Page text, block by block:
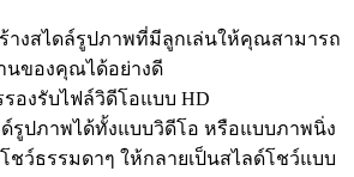
างสไดล์รูปภาพที่มีลูกเล่นให้คุณสามารถ
นของคุณได้อย่างดี
องรับไฟล์วิดีโอแบบ HD
รูปภาพได้ทั้งแบบวิดีโอ หรือแบบภาพนิ่ง
ชว์ธรรมดาๆ ให้กลายเป็นสไลด์โชว์แบบ